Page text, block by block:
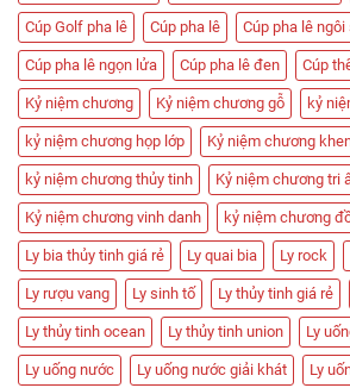
Cúp Golf pha lê Cúp pha lê Cúp pha lê ngôi
Cúp pha lê ngọn lửa Cúp pha lê đen Cúp
Kỷ niệm chương Kỷ niệm chương gỗ kỷ
kỷ niệm chương họp lớp Kỷ niệm chương
kỷ niệm chương thủy tinh Kỷ niệm chương tri
Kỷ niệm chương vinh danh kỷ niệm chương
Ly bia thủy tinh giá rẻ Ly quai bia Ly rock
Ly rượu vang Ly sinh tố Ly thủy tinh giá rẻ
Ly thủy tinh ocean Ly thủy tinh union Ly
Ly uống nước Ly uống nước giải khát Ly